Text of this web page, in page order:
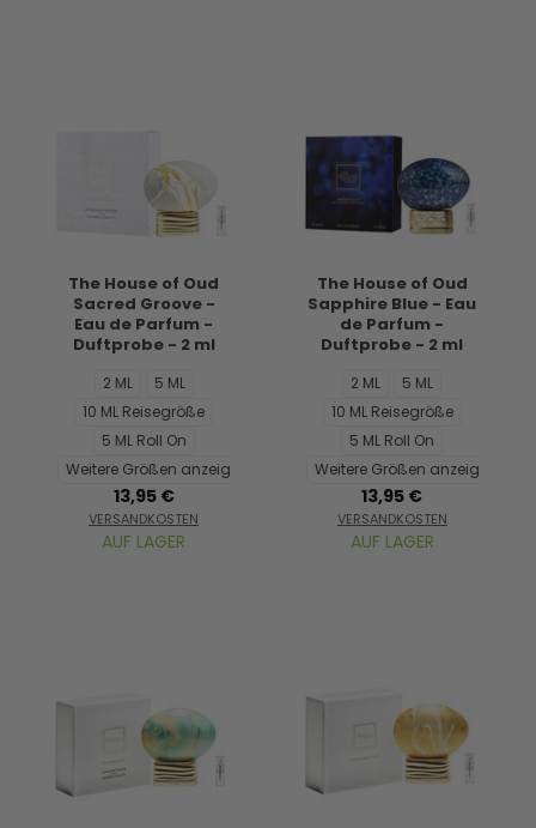
The House of Oud
Sacred Groove -
Eau de Parfum -
Duftprobe - 2 ml
2 ML
5 ML
10 ML Reisegröße
5 ML Roll On
Weitere Größen anzeigen...
13,95 €
VERSANDKOSTEN
AUF LAGER
The House of Oud
Sapphire Blue - Eau
de Parfum -
Duftprobe - 2 ml
2 ML
5 ML
10 ML Reisegröße
5 ML Roll On
Weitere Größen anzeigen...
13,95 €
VERSANDKOSTEN
AUF LAGER